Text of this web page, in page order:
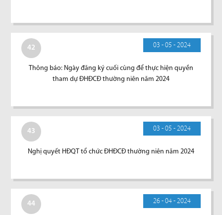
42 03 - 05 - 2024
Thông báo: Ngày đăng ký cuối cùng để thực hiện quyền
tham dự ĐHĐCĐ thường niên năm 2024
43 03 - 05 - 2024
Nghị quyết HĐQT tổ chức ĐHĐCĐ thường niên năm 2024
44 26 - 04 - 2024